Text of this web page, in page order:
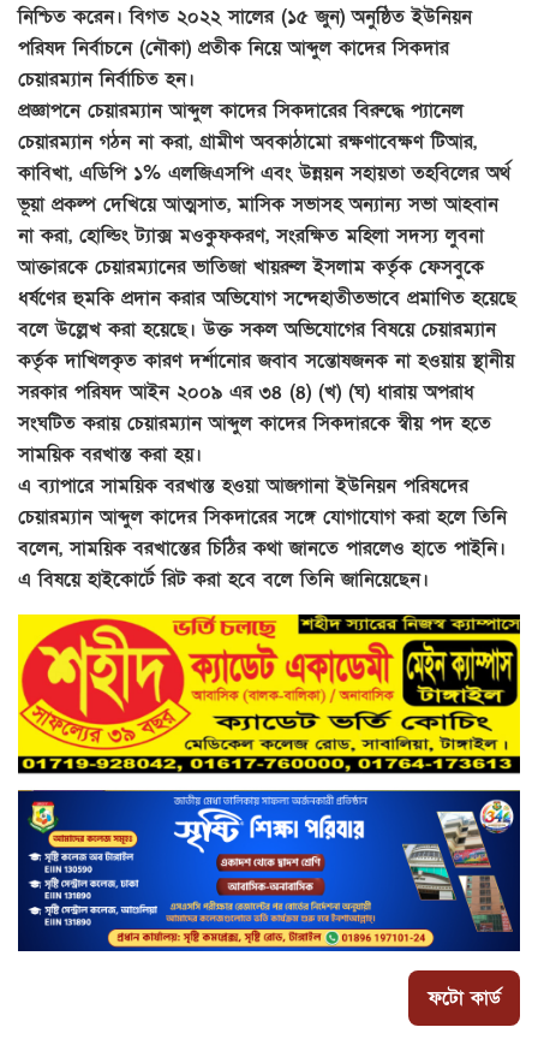
নিশ্চিত করেন। বিগত ২০২২ সালের (১৫ জুন) অনুষ্ঠিত ইউনিয়ন
পরিষদ নির্বাচনে (নৌকা) প্রতীক নিয়ে আব্দুল কাদের সিকদার
চেয়ারম্যান নির্বাচিত হন।
প্রজ্ঞাপনে চেয়ারম্যান আব্দুল কাদের সিকদারের বিরুদ্ধে প্যানেল
চেয়ারম্যান গঠন না করা, গ্রামীণ অবকাঠামো রক্ষণাবেক্ষণ টিআর,
কাবিখা, এডিপি ১% এলজিএসপি এবং উন্নয়ন সহায়তা তহবিলের অর্থ
ভূয়া প্রকল্প দেখিয়ে আত্মসাত, মাসিক সভাসহ অন্যান্য সভা আহবান
না করা, হোল্ডিং ট্যাক্স মওকুফকরণ, সংরক্ষিত মহিলা সদস্য লুবনা
আক্তারকে চেয়ারম্যানের ভাতিজা খায়রুল ইসলাম কর্তৃক ফেসবুকে
ধর্ষণের হুমকি প্রদান করার অভিযোগ সন্দেহাতীতভাবে প্রমাণিত হয়েছে
বলে উল্লেখ করা হয়েছে। উক্ত সকল অভিযোগের বিষয়ে চেয়ারম্যান
কর্তৃক দাখিলকৃত কারণ দর্শানোর জবাব সন্তোষজনক না হওয়ায় স্থানীয়
সরকার পরিষদ আইন ২০০৯ এর ৩৪ (৪) (খ) (ঘ) ধারায় অপরাধ
সংঘটিত করায় চেয়ারম্যান আব্দুল কাদের সিকদারকে স্বীয় পদ হতে
সাময়িক বরখাস্ত করা হয়।
এ ব্যাপারে সাময়িক বরখাস্ত হওয়া আজগানা ইউনিয়ন পরিষদের
চেয়ারম্যান আব্দুল কাদের সিকদারের সঙ্গে যোগাযোগ করা হলে তিনি
বলেন, সাময়িক বরখাস্তের চিঠির কথা জানতে পারলেও হাতে পাইনি।
এ বিষয়ে হাইকোর্টে রিট করা হবে বলে তিনি জানিয়েছেন।
ফটো কার্ড